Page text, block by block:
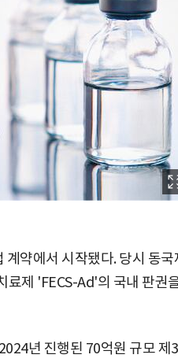
약에서 시작됐다. 당시 동국
료제 'FECS-Ad'의 국내 판권
년 진행된 70억원 규모 제